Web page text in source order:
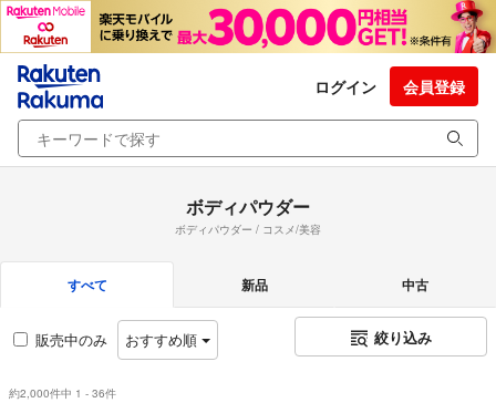
ログイン 会員登録
ボディパウダー
ボディパウダー / コスメ/美容
すべて 新品 中古
販売中のみ おすすめ順 絞り込み
約2,000件中 1 - 36件